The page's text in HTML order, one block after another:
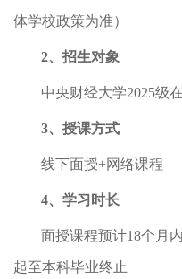
体学校政策为准）
2、招生对象
中央财经大学2025级
3、授课方式
线下面授+网络课程
4、学习时长
面授课程预计18个月
起至本科毕业终止